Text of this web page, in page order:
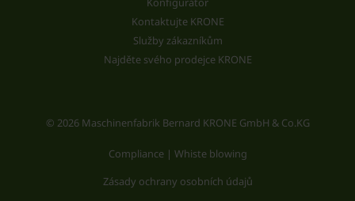
Kontaktujte KRONE
Služby zákazníkům
Najděte svého prodejce KRONE
© 2026 Maschinenfabrik Bernard KRONE GmbH & Co.KG
Compliance | Whiste blowing
Zásady ochrany osobních údajů